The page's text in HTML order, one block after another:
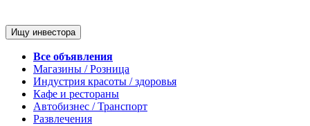
Ищу инвестора
Все объявления
Магазины / Розница
Индустрия красоты / здоровья
Кафе и рестораны
Автобизнес / Транспорт
Развлечения